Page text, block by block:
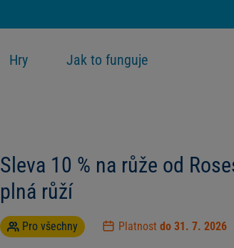
Hry Jak to funguje
Sleva 10 % na růže od
plná růží
Pro všechny Platnost do 31. 7. 2026